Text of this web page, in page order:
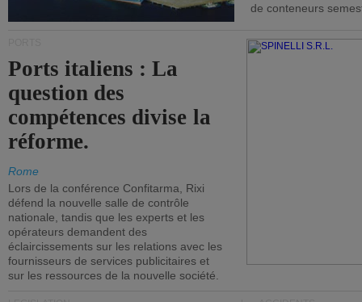
de conteneurs
Ports italiens : La
question des
compétences divise la
réforme.
Rome
Lors de la conférence Confitarma, Rixi
défend la nouvelle salle de contrôle
nationale, tandis que les experts et les
opérateurs demandent des
éclaircissements sur les relations avec les
fournisseurs de services publicitaires et
sur les ressources de la nouvelle société.